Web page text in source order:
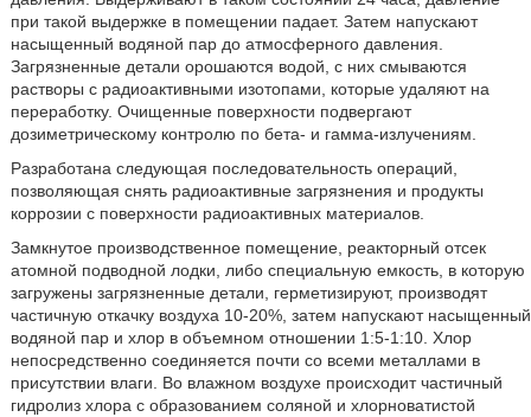
при такой выдержке в помещении падает. Затем напускают
насыщенный водяной пар до атмосферного давления.
Загрязненные детали орошаются водой, с них смываются
растворы с радиоактивными изотопами, которые удаляют на
переработку. Очищенные поверхности подвергают
дозиметрическому контролю по бета- и гамма-излучениям.
Разработана следующая последовательность операций,
позволяющая снять радиоактивные загрязнения и продукты
коррозии с поверхности радиоактивных материалов.
Замкнутое производственное помещение, реакторный отсек
атомной подводной лодки, либо специальную емкость, в которую
загружены загрязненные детали, герметизируют, производят
частичную откачку воздуха 10-20%, затем напускают насыщенный
водяной пар и хлор в объемном отношении 1:5-1:10. Хлор
непосредственно соединяется почти со всеми металлами в
присутствии влаги. Во влажном воздухе происходит частичный
гидролиз хлора с образованием соляной и хлорноватистой